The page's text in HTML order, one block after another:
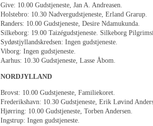
Give: 10.00 Gudstjeneste, Jan A. Andreasen.
Holstebro: 10.30 Nadvergudstjeneste, Erland Grarup.
Randers: 10.00 Gudstjeneste, Desire Ndamukunda.
Silkeborg: 19.00 Taizégudstjeneste. Silkeborg
Sydøstjyllandskredsen: Ingen gudstjeneste.
Viborg: Ingen gudstjeneste.
Aarhus: 10.30 Gudstjeneste, Lasse Åbom.
NORDJYLLAND
Brovst: 10.00 Gudstjeneste, Familiekoret.
Frederikshavn: 10.30 Gudstjeneste, Erik Løvind
Hjørring: 10.00 Gudstjeneste, Torben Andersen.
Ingstrup: Ingen gudstjeneste.